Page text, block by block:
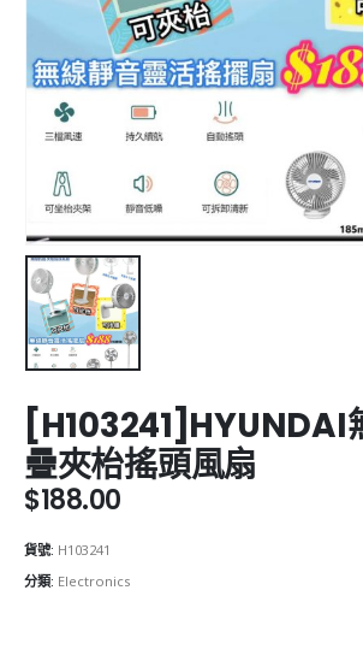
[H103241]HYUNDAI
疊夾枱搖頭風扇
$188.00
貨號: H103241
分類: Electronics